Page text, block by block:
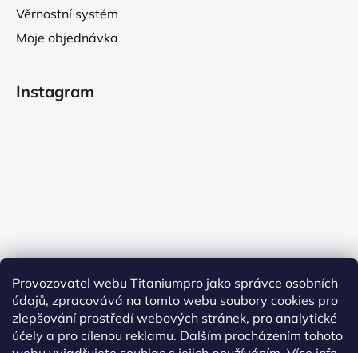
Provozovatel webu Titaniumpro jako správce osobních
údajů, zpracovává na tomto webu soubory cookies pro
zlepšování prostředí webových stránek, pro analytické
účely a pro cílenou reklamu. Dalším procházením tohoto
Věrnostní systém
Moje objednávka
Instagram
Sledovat na Instagramu